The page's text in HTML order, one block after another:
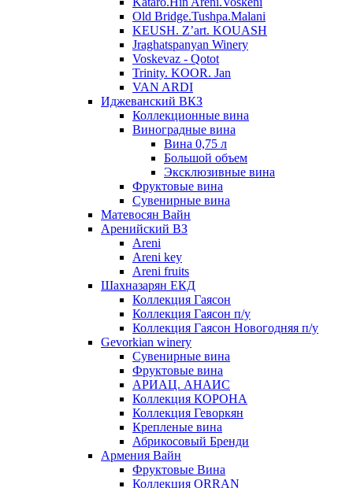
Old Bridge.Tushpa.Malani
KEUSH. Z’art. KOUASH
Jraghatspanyan Winery
Voskevaz - Qotot
Trinity. KOOR. Jan
VAN ARDI
Иджеванский ВКЗ
Коллекционные вина
Виноградные вина
Вина 0,75 л
Большой объем
Эксклюзивные вина
Фруктовые вина
Cувенирные вина
Матевосян Вайн
Аренийский ВЗ
Areni
Areni key
Areni fruits
Шахназарян ЕКД
Коллекция Гаясон
Коллекция Гаясон п/у
Коллекция Гаясон Новогодняя п/у
Gevorkian winery
Сувенирные вина
Фруктовые вина
АРИАЦ. АНАИС
Коллекция КОРОНА
Коллекция Геворкян
Крепленые вина
Абрикосовый Бренди
Армения Вайн
Фруктовые Вина
Коллекция ORRAN